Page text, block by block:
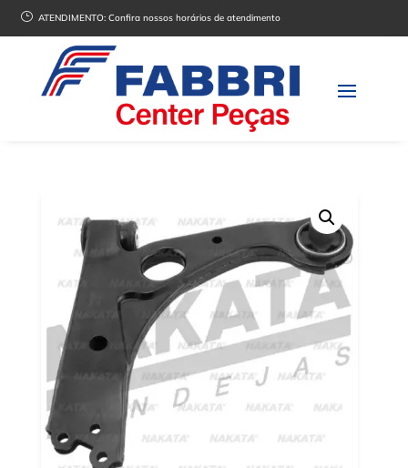
} ATENDIMENTO:Confira nossos horários de atendimento